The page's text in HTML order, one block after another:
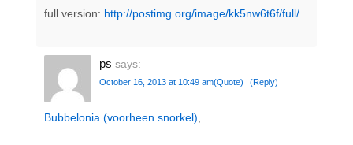
full version: http://postimg.org/image/kk5nw6t6f/full/
ps says:
October 16, 2013 at 10:49 am(Quote) (Reply)
Bubbelonia (voorheen snorkel)